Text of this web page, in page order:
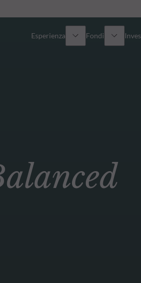
Esperienza
Multi-Asset
Fondi